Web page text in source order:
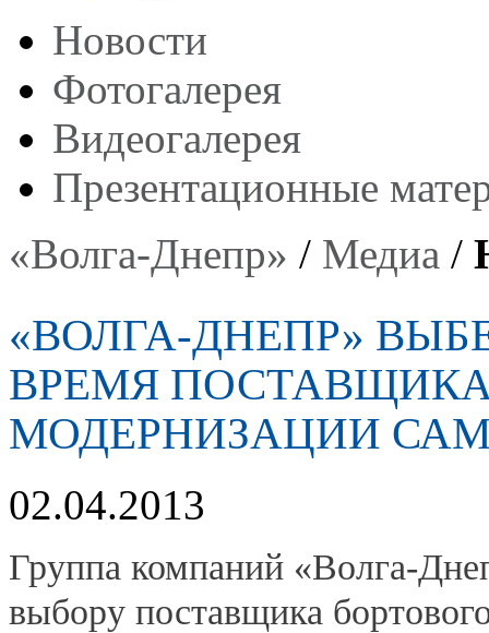
Новости
Фотогалерея
Видеогалерея
Презентационные
«Волга-Днепр» / Медиа /
«ВОЛГА-ДНЕПР»
ВРЕМЯ
МОДЕРНИЗАЦИИ
02.04.2013
Группа компаний «Волга-
выбору поставщика